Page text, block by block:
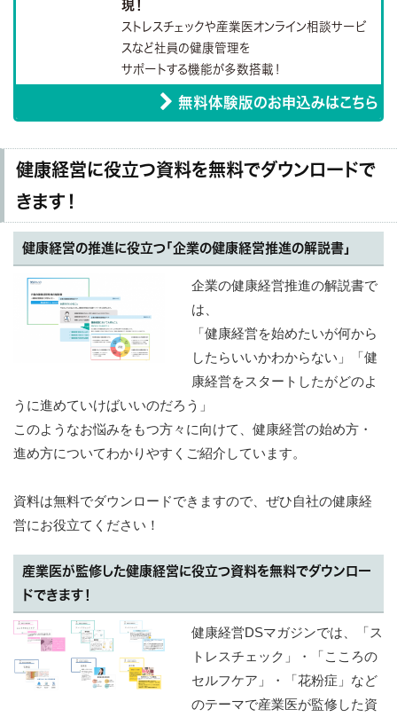
現！
ストレスチェックや産業医オンライン相談サービ
スなど社員の健康管理を
サポートする機能が多数搭載！
無料体験版のお申込みはこちら
健康経営に役立つ資料を無料でダウンロードで
きます！
健康経営の推進に役立つ「企業の健康経営推進の解説書」
企業の健康経営推進の解説書で
は、
「健康経営を始めたいが何から
したらいいかわからない」「健
康経営をスタートしたがどのよ
うに進めていけばいいのだろう」
このようなお悩みをもつ方々に向けて、健康経営の始め方・
進め方についてわかりやすくご紹介しています。
資料は無料でダウンロードできますので、ぜひ自社の健康経
営にお役立てください！
産業医が監修した健康経営に役立つ資料を無料でダウンロー
ドできます！
健康経営DSマガジンでは、「ス
トレスチェック」・「こころの
セルフケア」・「花粉症」など
のテーマで産業医が監修した資